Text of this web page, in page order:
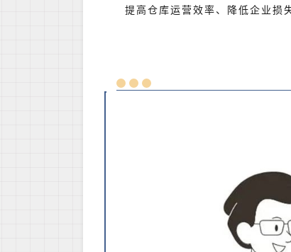
提高仓库运营效率、降低企业损